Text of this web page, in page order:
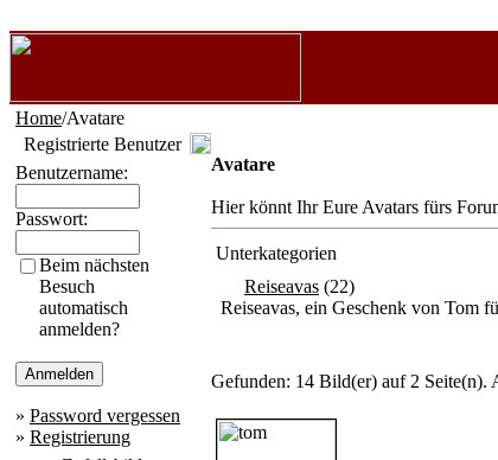
Home/Avatare
Registrierte Benutzer
Benutzername:
Passwort:
Beim nächsten
Besuch
automatisch
anmelden?
» Password vergessen
» Registrierung
Avatare
Hier könnt Ihr Eure Avatars fürs
Unterkategorien
Reiseavas (22)
Reiseavas, ein Geschenk von Tom
Gefunden: 14 Bild(er) auf 2 Seite(n).